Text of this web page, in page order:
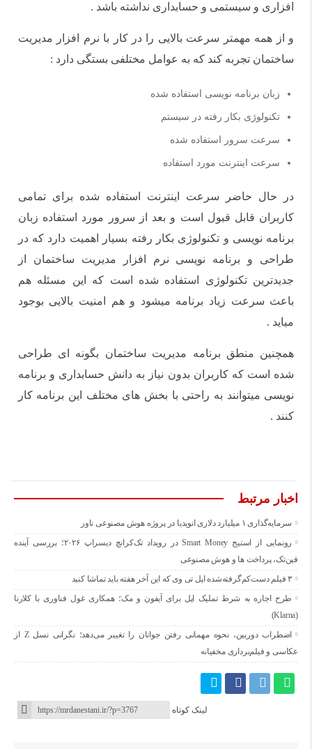
افزاری و سیستمی و حسابداری نداشته باشد .
و از همه مهمتر سرعت بالایی را در کار با نرم افزار مدیریت
ساختمان تجربه کند که به عوامل مختلفی بستگی دارد :
زبان برنامه نویسی استفاده شده
تکنولوژی بکار رفته در سیستم
سرعت سرور استفاده شده
سرعت اینترنت مورد استفاده
در حال حاضر سرعت اینترنت استفاده شده برای تمامی
کاربران قابل قبول است و بعد از سرور مورد استفاده زبان
برنامه نویسی و تکنولوژی بکار رفته بسیار اهمیت دارد که در
طراحی و برنامه نویسی نرم افزار مدیریت ساختمان از
جدیدترین تکنولوژی استفاده شده است که این مسئله هم
باعث سرعت زیاد برنامه میشود و هم امنیت بالایی بوجود
میاید .
همچنین منطق برنامه مدیریت ساختمان بگونه ای طراحی
شده است که کاربران بدون نیاز به دانش حسابداری و برنامه
نویسی میتوانند به راحتی با بخش های مختلف این برنامه کار
کنند .
اخبار مرتبط
سرمایه‌گذاری ۱ میلیارد دلاری انویدیا در پروژه هوش مصنوعی ناور
رونمایی از استیج Smart Money در رویداد تک‌کرانچ دیسراپ ۲۰۲۶؛ بررسی آینده
فین‌تک، پرداخت‌ ها و هوش مصنوعی
۳ فیلم دست‌کم‌گرفته‌شده اپل تی وی که این آخر هفته باید تماشا کنید
طرح اجاره به شرط تملیک اپل برای آیفون و مک؛ همکاری غول فناوری با کلارنا
(Klarna)
اضطراب دوربین، نحوه مهمانی رفتن جوانان را تغییر می‌دهد؛ نگرانی نسل Z از
عکاسی و فیلم‌برداری مخفیانه
لینک کوتاه